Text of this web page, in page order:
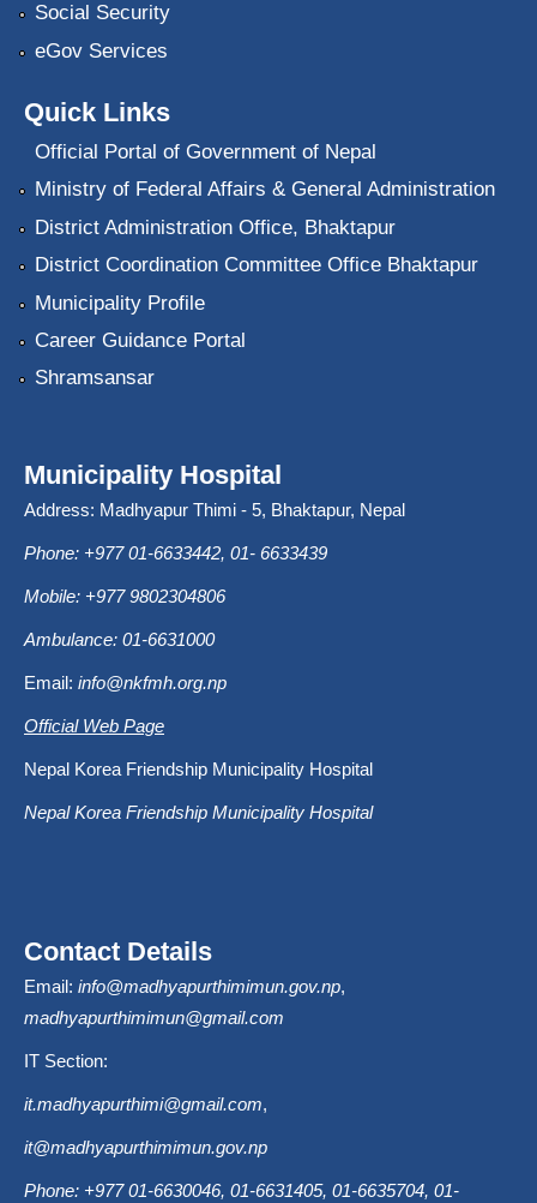
Social Security
eGov Services
Quick Links
Official Portal of Government of Nepal
Ministry of Federal Affairs & General Administration
District Administration Office, Bhaktapur
District Coordination Committee Office Bhaktapur
Municipality Profile
Career Guidance Portal
Shramsansar
Municipality Hospital
Address: Madhyapur Thimi - 5, Bhaktapur, Nepal
Phone: +977 01-6633442, 01- 6633439
Mobile: +977 9802304806
Ambulance: 01-6631000
Email: info@nkfmh.org.np
Official Web Page
Nepal Korea Friendship Municipality Hospital
Nepal Korea Friendship Municipality Hospital
Contact Details
Email: info@madhyapurthimimun.gov.np,
madhyapurthimimun@gmail.com
IT Section:
it.madhyapurthimi@gmail.com,
it@madhyapurthimimun.gov.np
Phone: +977 01-6630046, 01-6631405, 01-6635704, 01-